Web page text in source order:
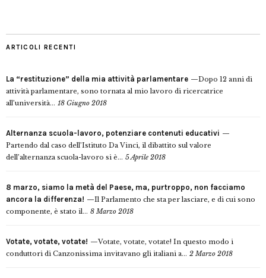
ARTICOLI RECENTI
La “restituzione” della mia attività parlamentare
Dopo 12 anni di
attività parlamentare, sono tornata al mio lavoro di ricercatrice
all’università... 18 Giugno 2018
Alternanza scuola-lavoro, potenziare contenuti educativi
Partendo dal caso dell’Istituto Da Vinci, il dibattito sul valore
dell’alternanza scuola-lavoro si è... 5 Aprile 2018
8 marzo, siamo la metà del Paese, ma, purtroppo, non facciamo
ancora la differenza!
Il Parlamento che sta per lasciare, e di cui sono
componente, è stato il... 8 Marzo 2018
Votate, votate, votate!
Votate, votate, votate! In questo modo i
conduttori di Canzonissima invitavano gli italiani a... 2 Marzo 2018